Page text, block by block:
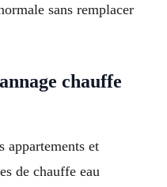
sans remplacer
chauffe
appartements et
de chauffe eau